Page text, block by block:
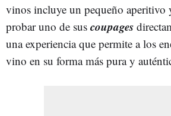
vinos incluye un pequeño aperitivo
probar uno de sus coupages
una experiencia que permite a los
vino en su forma más pura y